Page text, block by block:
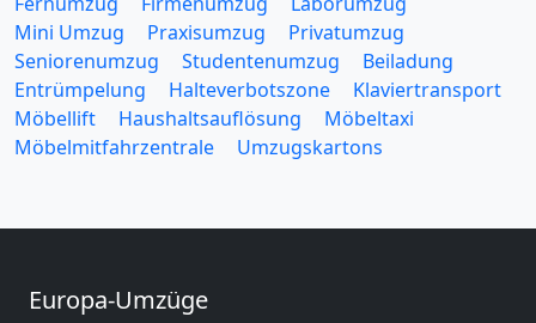
Mini Umzug
Praxisumzug
Privatumzug
Seniorenumzug
Studentenumzug
Beiladung
Entrümpelung
Halteverbotszone
Klaviertransport
Möbellift
Haushaltsauflösung
Möbeltaxi
Möbelmitfahrzentrale
Umzugskartons
Europa-Umzüge